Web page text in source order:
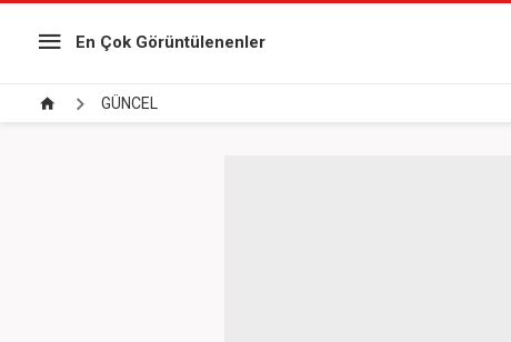
En Çok Görüntülenenler
GÜNCEL